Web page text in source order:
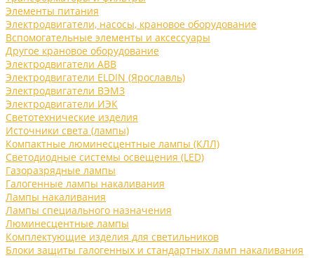
Элементы питания
Электродвигатели, насосы, крановое оборудование
Вспомогательные элементы и аксессуары
Другое крановое оборудование
Электродвигатели ABB
Электродвигатели ELDIN (Ярославль)
Электродвигатели ВЭМЗ
Электродвигатели ИЭК
Светотехнические изделия
Источники света (лампы)
Компактные люминесцентные лампы (КЛЛ)
Светодиодные системы освещения (LED)
Газоразрядные лампы
Галогенные лампы накаливания
Лампы накаливания
Лампы специального назначения
Люминесцентные лампы
Комплектующие изделия для светильников
Блоки защиты галогенных и стандартных ламп накаливания